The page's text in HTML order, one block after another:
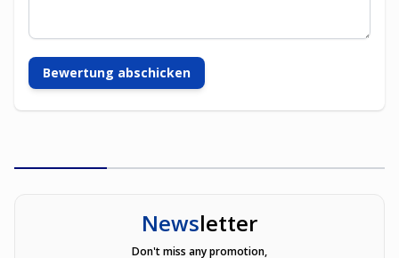
Bewertung abschicken
Newsletter
Don't miss any promotion,